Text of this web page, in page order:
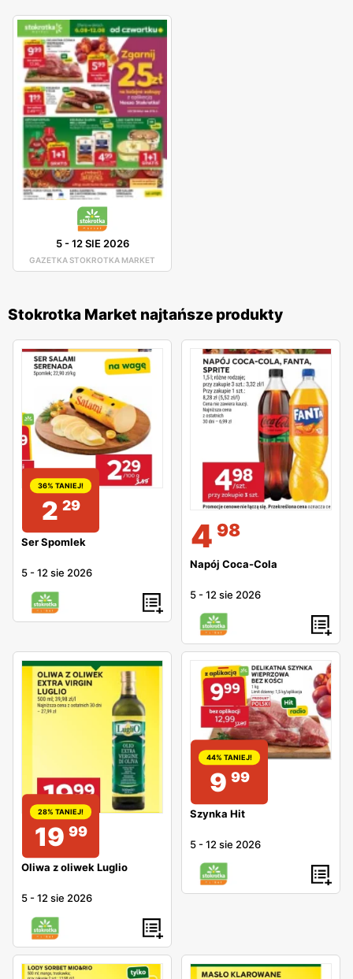
5-12 SIE 2026
GAZETKA STOKROTKA MARKET
Stokrotka Market najtańsze produkty
36% TANIEJ!
2 29
Ser Spomlek
5 -12 sie 2026
4 98
Napój Coca-Cola
5 -12 sie 2026
28% TANIEJ!
19 99
Oliwa z oliwek Luglio
5 -12 sie 2026
44% TANIEJ!
9 99
Szynka Hit
5 -12 sie 2026